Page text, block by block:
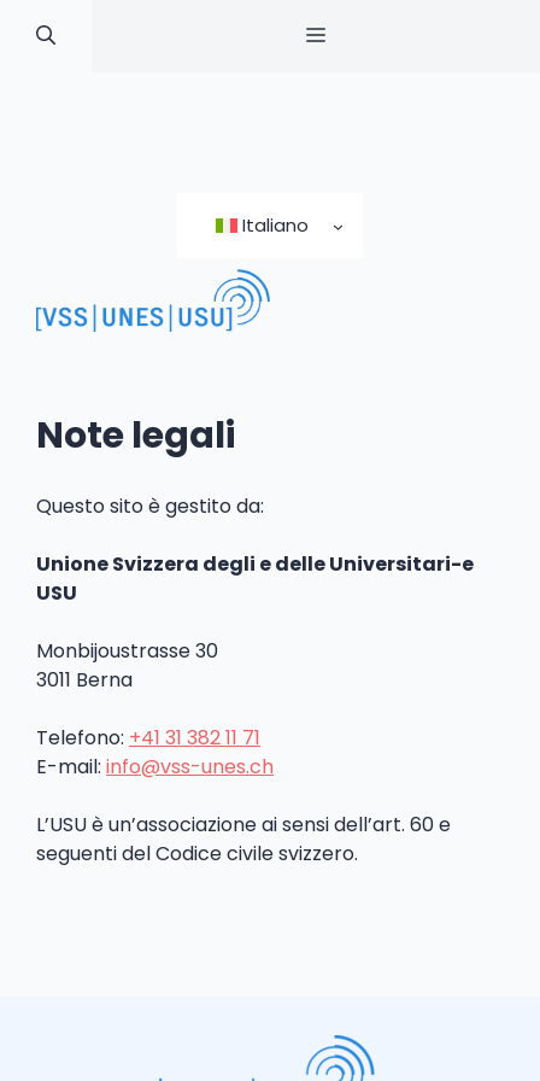
Italiano
MENU
Note legali
Questo sito è gestito da:
Unione Svizzera degli e delle Universitari-e
USU
Monbijoustrasse 30
3011 Berna
Telefono: +41 31 382 11 71
E-mail: info@vss-unes.ch
L’USU è un’associazione ai sensi dell’art. 60 e
seguenti del Codice civile svizzero.